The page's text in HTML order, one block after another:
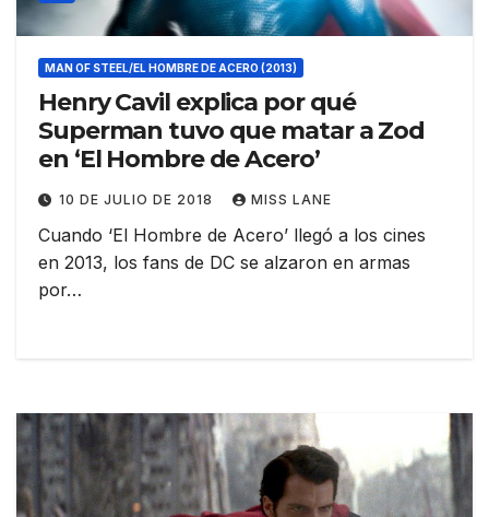
MAN OF STEEL/EL HOMBRE DE ACERO (2013)
Henry Cavil explica por qué
Superman tuvo que matar a Zod
en ‘El Hombre de Acero’
10 DE JULIO DE 2018 MISS LANE
Cuando ‘El Hombre de Acero’ llegó a los cines
en 2013, los fans de DC se alzaron en armas
por…